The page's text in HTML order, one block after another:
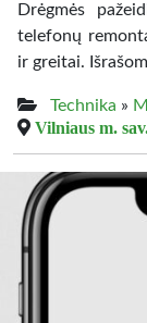
Drėgmės
telefonų
ir greitai.
Technika »
Vilniaus m.